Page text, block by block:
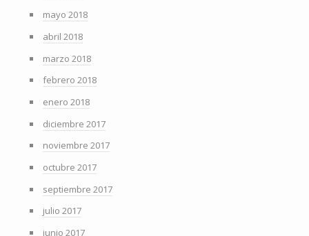
mayo 2018
abril 2018
marzo 2018
febrero 2018
enero 2018
diciembre 2017
noviembre 2017
octubre 2017
septiembre 2017
julio 2017
junio 2017